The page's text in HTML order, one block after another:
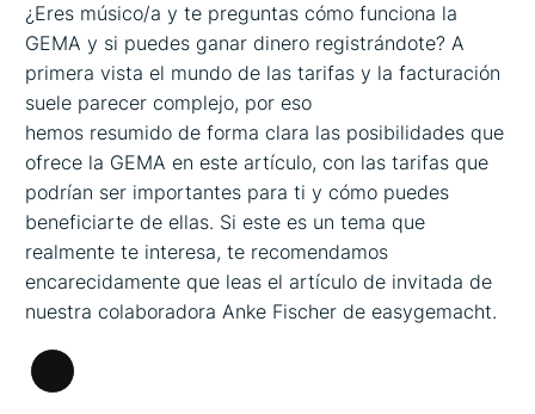
¿Eres músico/a y te preguntas cómo funciona la
GEMA y si puedes ganar dinero registrándote? A
primera vista el mundo de las tarifas y la facturación
suele parecer complejo, por eso
hemos resumido de forma clara las posibilidades que
ofrece la GEMA en este artículo, con las tarifas que
podrían ser importantes para ti y cómo puedes
beneficiarte de ellas. Si este es un tema que
realmente te interesa, te recomendamos
encarecidamente que leas el artículo de invitada de
nuestra colaboradora Anke Fischer de easygemacht.
Larga